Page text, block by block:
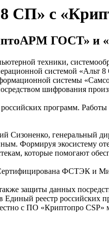
8 СП» с
ГОСТ» и
техники,
системой «Альт
системы
шифрования
программ.
Сизоненко, генеральный
Формируя экосистему
которые помогают
ФСТЭК и
защиты данных
Единый реестр
с ПО «Криптопро CSP»